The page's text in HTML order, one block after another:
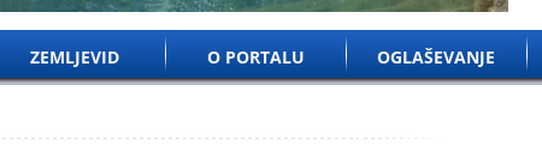
ZEMLJEVID O PORTALU OGLAŠEVANJE